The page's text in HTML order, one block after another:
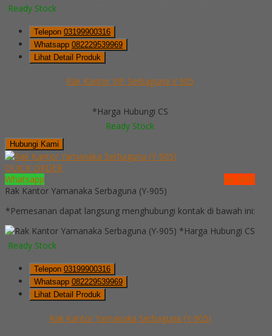
Ready Stock
Telepon 03199900316
Whatsapp 082229539969
Lihat Detail Produk
Rak Kantor VIP Serbaguna V 905
*Harga Hubungi CS
Ready Stock
Hubungi Kami
QUICK ORDER
Whatsapp
via SMS
Rak Kantor Yamanaka Serbaguna (Y-905)
*Pemesanan dapat langsung menghubungi kontak di bawah ini:
*Harga Hubungi CS
Ready Stock
Telepon 03199900316
Whatsapp 082229539969
Lihat Detail Produk
Rak Kantor Yamanaka Serbaguna (Y-905)